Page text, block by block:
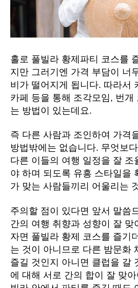
홀로 풀빌라 황제파티 코스를
지만 그러기엔 가격 부담이 너
비가 떨어지게 됩니다. 따라서
카페 등을 통해 조각모임, 번개
는 방법이 있는데요.
즉 다른 사람과 조인하여 가격
방법밖에는 없습니다. 무엇보
다른 이들의 여행 일정을 잘 조
야 하며 되도록 유흥 스타일을
가 맞는 사람들끼리 어울리는
주의할 점이 있다면 앞서 말씀
간의 여행 취향과 성향이 잘 맞
자면 풀빌라 황제 코스를 즐기
는 것이 아니므로 다른 밤문화
즐길 것인지 아니면 클럽을 갈
에 대해 서로 간의 합이 잘 맞